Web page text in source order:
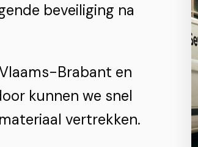
beveiliging na
Brabant en
kunnen we snel
vertrekken.